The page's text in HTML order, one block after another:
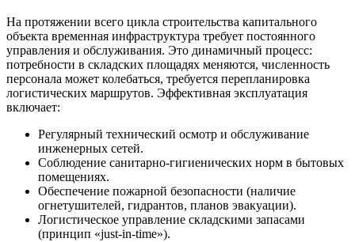
На протяжении всего цикла строительства капитального
объекта временная инфраструктура требует постоянного
управления и обслуживания. Это динамичный процесс:
потребности в складских площадях меняются, численность
персонала может колебаться, требуется перепланировка
логистических маршрутов. Эффективная эксплуатация
включает:
Регулярный технический осмотр и обслуживание
инженерных сетей.
Соблюдение санитарно-гигиенических норм в бытовых
помещениях.
Обеспечение пожарной безопасности (наличие
огнетушителей, гидрантов, планов эвакуации).
Логистическое управление складскими запасами
(принцип «just-in-time»).